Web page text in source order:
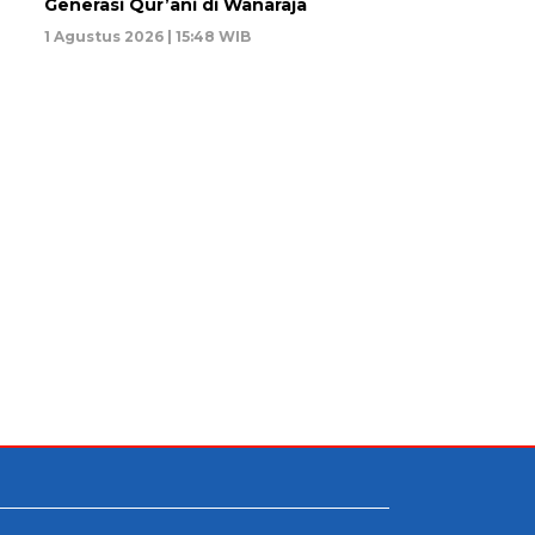
Generasi Qur’ani di Wanaraja
1 Agustus 2026 | 15:48 WIB